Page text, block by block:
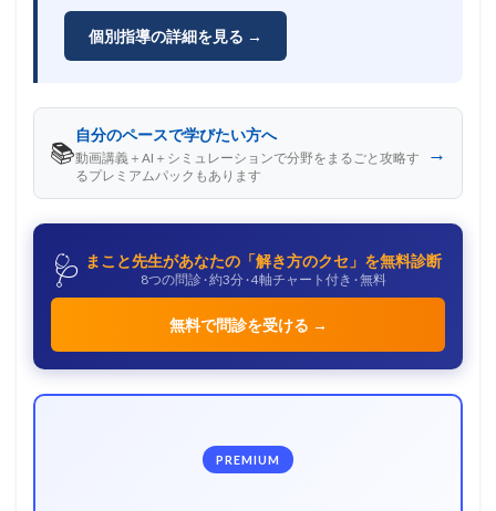
個別指導の詳細を見る →
📚
自分のペースで学びたい方へ
動画講義＋AI＋シミュレーションで分野をまるごと攻略す
るプレミアムパックもあります
→
🩺 まこと先生があなたの「解き方のクセ」を無料診断
8つの問診 · 約3分 · 4軸チャート付き · 無料
無料で問診を受ける →
PREMIUM